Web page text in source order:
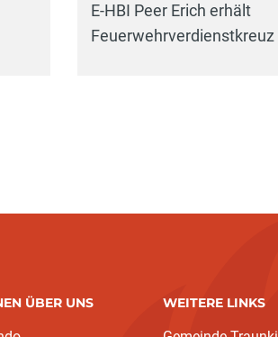
E-HBI Peer Erich erhält
Feuerwehrverdienstkreuz
ÜBER UNS WEITERE LINKS